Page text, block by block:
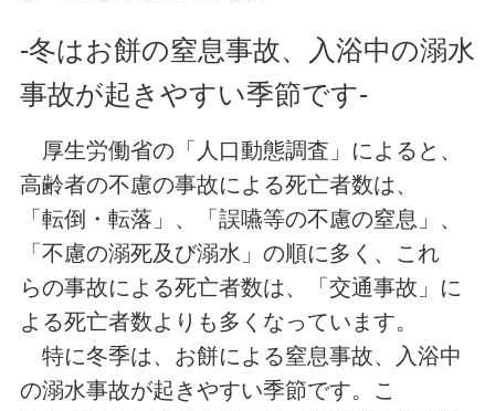
-冬はお餅の窒息事故、入浴中の溺水
事故が起きやすい季節です-
厚生労働省の「人口動態調査」によると、
高齢者の不慮の事故による死亡者数は、
「転倒・転落」、「誤嚥等の不慮の窒息」、
「不慮の溺死及び溺水」の順に多く、これ
らの事故による死亡者数は、「交通事故」に
よる死亡者数よりも多くなっています。
特に冬季は、お餅による窒息事故、入浴中
の溺水事故が起きやすい季節です。こ